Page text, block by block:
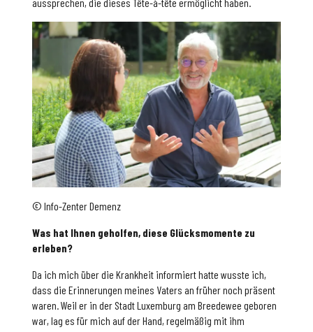
aussprechen, die dieses Tête-à-tête ermöglicht haben.
© Info-Zenter Demenz
Was hat Ihnen geholfen, diese Glücksmomente zu
erleben?
Da ich mich über die Krankheit informiert hatte wusste ich,
dass die Erinnerungen meines Vaters an früher noch präsent
waren. Weil er in der Stadt Luxemburg am Breedewee geboren
war, lag es für mich auf der Hand, regelmäßig mit ihm